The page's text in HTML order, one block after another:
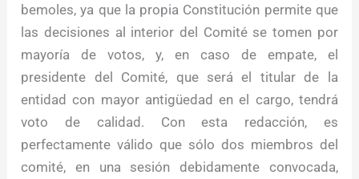
bemoles, ya que la propia Constitución permite que
las decisiones al interior del Comité se tomen por
mayoría de votos, y, en caso de empate, el
presidente del Comité, que será el titular de la
entidad con mayor antigüedad en el cargo, tendrá
voto de calidad. Con esta redacción, es
perfectamente válido que sólo dos miembros del
comité, en una sesión debidamente convocada,